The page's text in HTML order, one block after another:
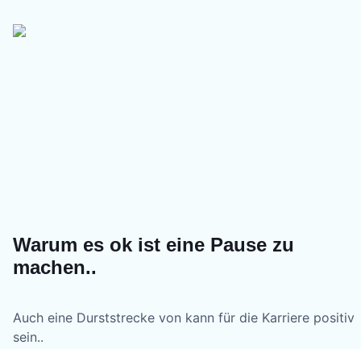
Warum es ok ist eine Pause zu
machen..
Auch eine Durststrecke von kann für die Karriere positiv
sein..